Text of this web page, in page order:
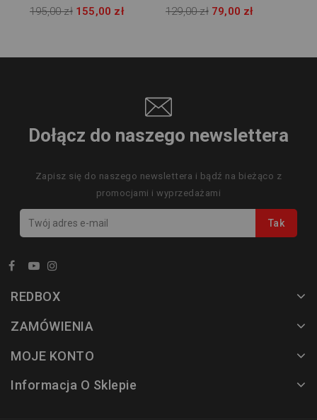
195,00 zł 155,00 zł 129,00 zł 79,00 zł
Dołącz do naszego newslettera
Zapisz się do naszego newslettera i bądź na bieżąco z
promocjami i wyprzedażami
REDBOX
ZAMÓWIENIA
MOJE KONTO
Informacja O Sklepie